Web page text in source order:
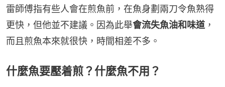
雷師傅指有些人會在煎魚前，在魚身劃兩刀令魚熟得
更快，但他並不建議。因為此舉會流失魚油和味道 ，
而且煎魚本來就很快，時間相差不多。
什麼魚要壓着煎？什麼魚不用？